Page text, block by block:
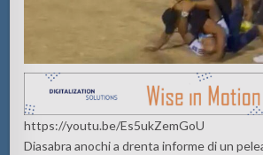
https://youtu.be/Es5ukZemGoU
Diasabra anochi a drenta informe di un